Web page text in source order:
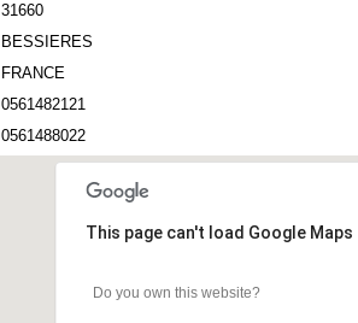
31660
BESSIERES
FRANCE
0561482121
0561488022
This page can't load Google
Do you own this website?